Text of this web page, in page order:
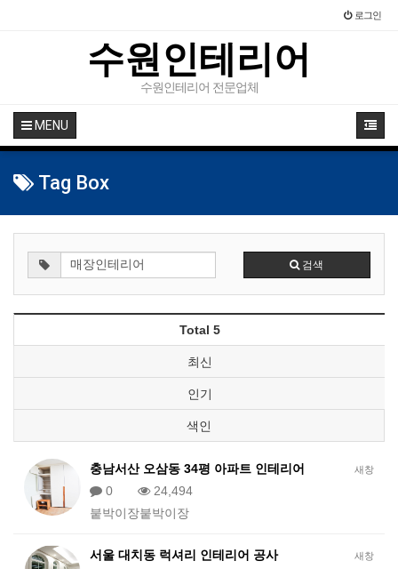
로그인
수원인테리어
수원인테리어 전문업체
MENU
Tag Box
검색
Total 5
최신
인기
색인
새창
충남서산 오삼동 34평 아파트 인테리어
0
24,494
붙박이장붙박이장
새창
서울 대치동 럭셔리 인테리어 공사